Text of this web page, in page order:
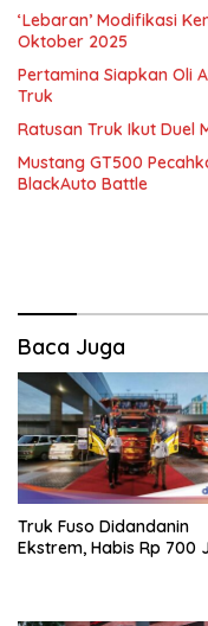
‘Lebaran’ Modifikasi
Oktober 2025
Pertamina Siapkan Oli
Truk
Ratusan Truk Ikut Duel
Mustang GT500
BlackAuto Battle
Baca Juga
Truk Fuso Didandanin
Ekstrem, Habis Rp 700